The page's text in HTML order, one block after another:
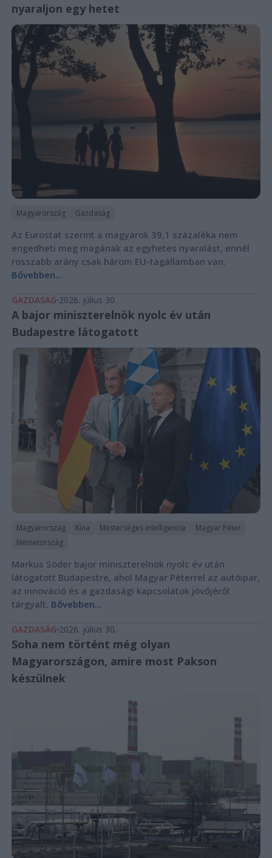
nyaraljon egy hetet
Magyarország Gazdaság
Az Eurostat szerint a magyarok 39,1 százaléka nem
engedheti meg magának az egyhetes nyaralást, ennél
rosszabb arány csak három EU-tagállamban van.
Bővebben...
GAZDASÁG 2026. július 30.
A bajor miniszterelnök nyolc év után
Budapestre látogatott
Magyarország Kína Mesterséges intelligencia
Magyar Péter
Németország
Markus Söder bajor miniszterelnök nyolc év után
látogatott Budapestre, ahol Magyar Péterrel az autóipar,
az innováció és a gazdasági kapcsolatok jövőjéről
tárgyalt. Bővebben...
GAZDASÁG 2026. július 30.
Soha nem történt még olyan
Magyarországon, amire most Pakson
készülnek